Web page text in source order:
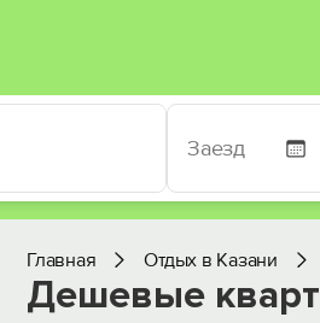
Главная Отдых в Казани
Дешевые